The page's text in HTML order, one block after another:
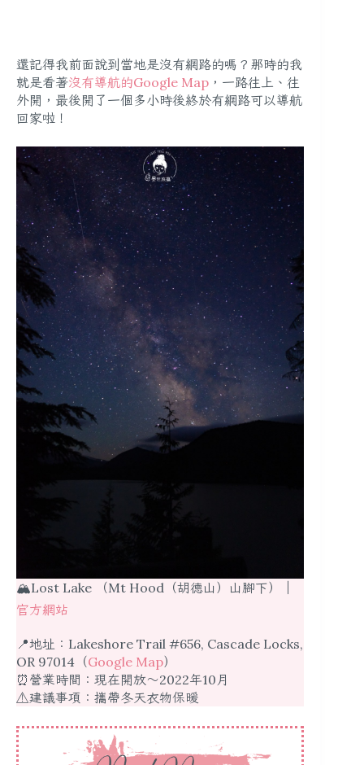
還記得我前面說到當地是沒有網路的嗎？那時的我
就是看著沒有導航的Google Map ，一路往上、往
外開，最後開了一個多小時後終於有網路可以導航
回家啦！
🏔Lost Lake （Mt Hood（胡德山）山腳下）｜
官方網站
📍地址：Lakeshore Trail #656, Cascade Locks,
OR 97014（Google Map）
⏰營業時間：現在開放～2022年10月
⚠️建議事項：攜帶冬天衣物保暖